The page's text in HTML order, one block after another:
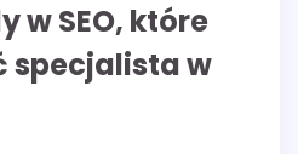
w SEO, które
specjalista w